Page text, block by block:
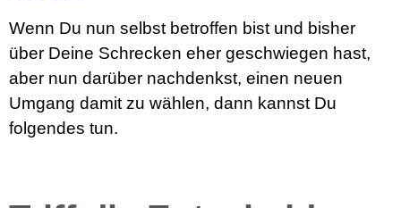
Wenn Du nun selbst betroffen bist und bisher
über Deine Schrecken eher geschwiegen hast,
aber nun darüber nachdenkst, einen neuen
Umgang damit zu wählen, dann kannst Du
folgendes tun.